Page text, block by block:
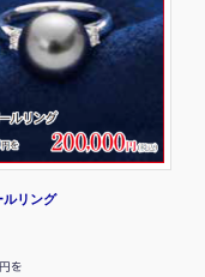
リング
を